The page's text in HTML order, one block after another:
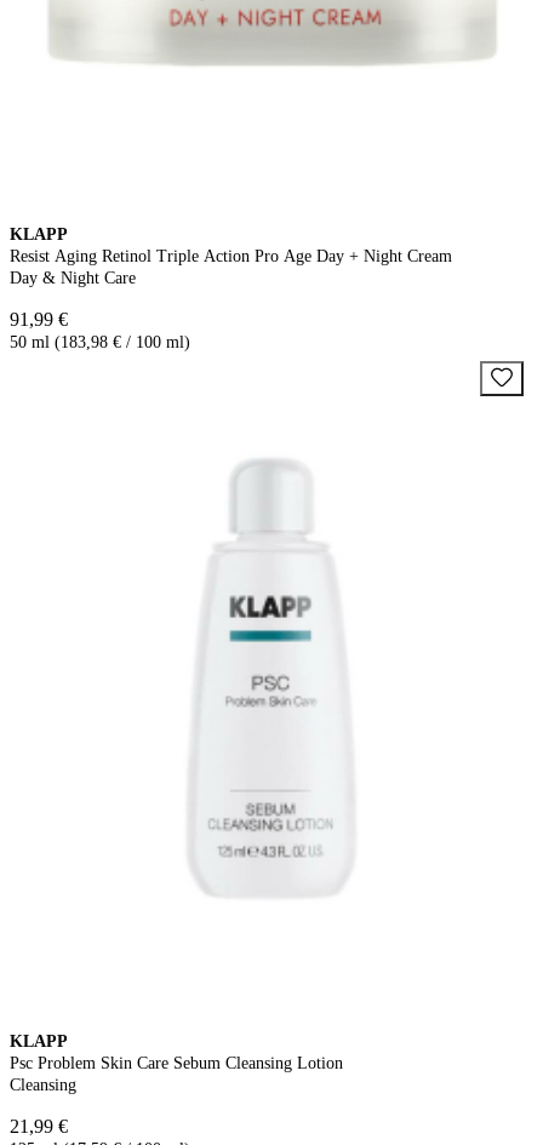
KLAPP
Resist Aging Retinol Triple Action Pro Age Day + Night Cream
Day & Night Care
91,99 €
50 ml (183,98 € / 100 ml)
KLAPP
Psc Problem Skin Care Sebum Cleansing Lotion
Cleansing
21,99 €